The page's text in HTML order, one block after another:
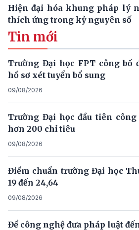
Hiện đại hóa khung pháp lý
thích ứng trong kỷ nguyên số
Tin mới
Trường Đại học FPT công bố
hồ sơ xét tuyển bổ sung
09/08/2026
Trường Đại học đầu tiên
hơn 200 chỉ tiêu
09/08/2026
Điểm chuẩn trường Đại học
19 đến 24,64
09/08/2026
Để công nghệ đưa pháp luật